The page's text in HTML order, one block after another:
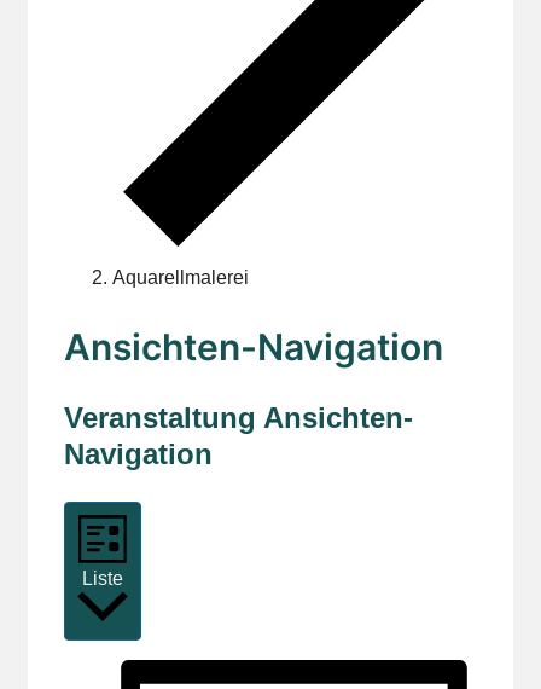
Aquarellmalerei
Veranstaltungen
Ansichten-Navigation
Veranstaltung Ansichten-
Navigation
Liste